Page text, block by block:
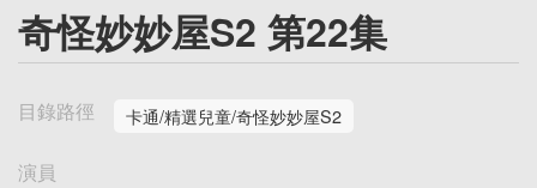
奇怪妙妙屋S2 第22集
目錄路徑 卡通/精選兒童/奇怪妙妙屋S2
演員